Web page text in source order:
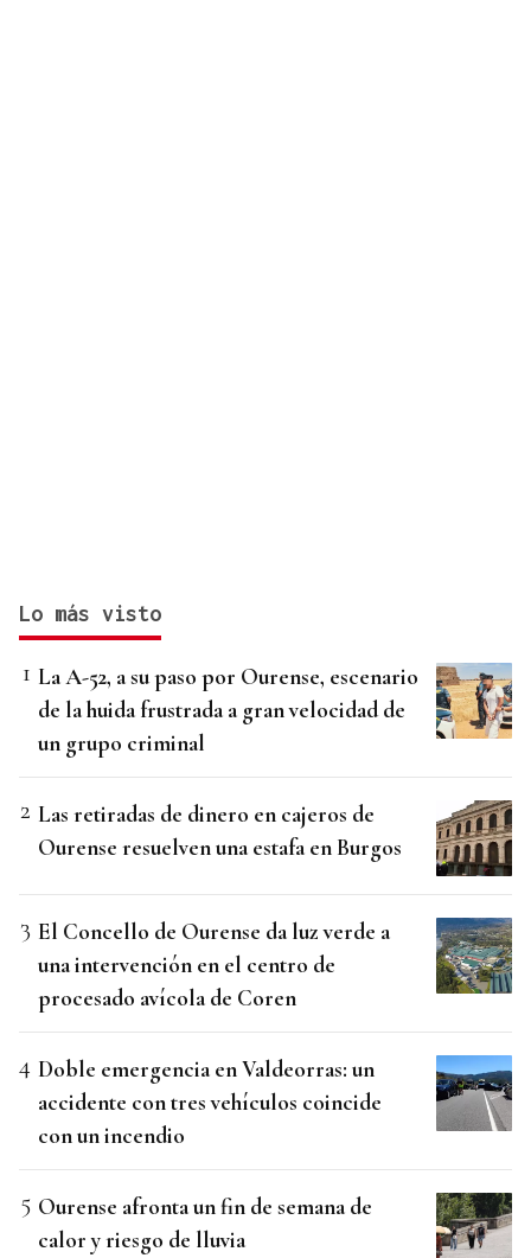
Lo más visto
La A-52, a su paso por Ourense, escenario
de la huida frustrada a gran velocidad de
un grupo criminal
Las retiradas de dinero en cajeros de
Ourense resuelven una estafa en Burgos
El Concello de Ourense da luz verde a
una intervención en el centro de
procesado avícola de Coren
Doble emergencia en Valdeorras: un
accidente con tres vehículos coincide
con un incendio
Ourense afronta un fin de semana de
calor y riesgo de lluvia